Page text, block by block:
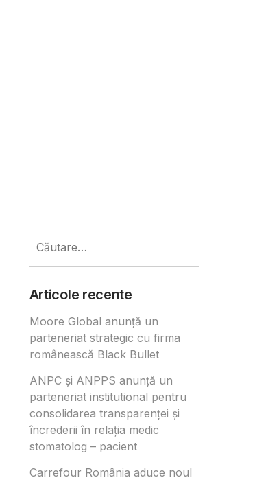
după:
Articole recente
Moore Global anunță un
parteneriat strategic cu firma
românească Black Bullet
ANPC și ANPPS anunță un
parteneriat institutional pentru
consolidarea transparenței și
încrederii în relația medic
stomatolog – pacient
Carrefour România aduce noul